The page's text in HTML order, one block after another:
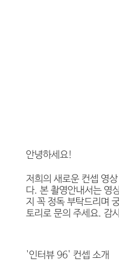
​안녕하세요!
저희의 새로운 컨셉 영
다. 본 촬영안내서는 영
지 꼭 정독 부탁드리며
토리로 문의 주세요. 감
'인터뷰 96' 컨셉 소개